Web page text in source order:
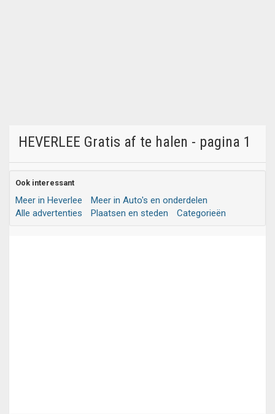
HEVERLEE Gratis af te halen - pagina 1
Ook interessant
Meer in Heverlee
Meer in Auto's en onderdelen
Alle advertenties
Plaatsen en steden Categorieën